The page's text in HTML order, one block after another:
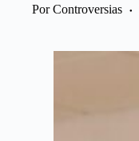
Por Controversias